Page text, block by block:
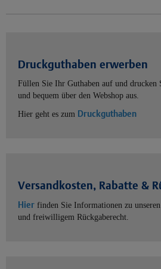
Druckguthaben erwerben
Füllen Sie Ihr Guthaben auf und drucken
und bequem über den Webshop aus.
Hier geht es zum Druckguthaben
Versandkosten, Rabatte &
Hier finden Sie Informationen zu unseren
und freiwilligem Rückgaberecht.